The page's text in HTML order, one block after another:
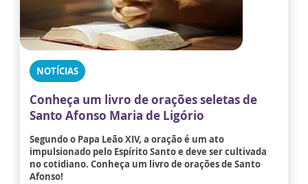
NOTÍCIAS
Conheça um livro de orações seletas de
Santo Afonso Maria de Ligório
Segundo o Papa Leão XIV, a oração é um ato
impulsionado pelo Espírito Santo e deve ser cultivada
no cotidiano. Conheça um livro de orações de Santo
Afonso!